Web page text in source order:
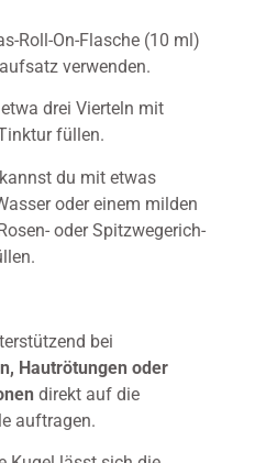
Roll-On-Flasche (10 ml)
verwenden.
drei Vierteln mit
füllen.
du mit etwas
oder einem milden
oder Spitzwegerich-
bei
Hautrötungen oder
direkt auf die
auftragen.